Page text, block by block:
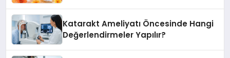
Katarakt Ameliyatı Öncesinde Hangi
Değerlendirmeler Yapılır?